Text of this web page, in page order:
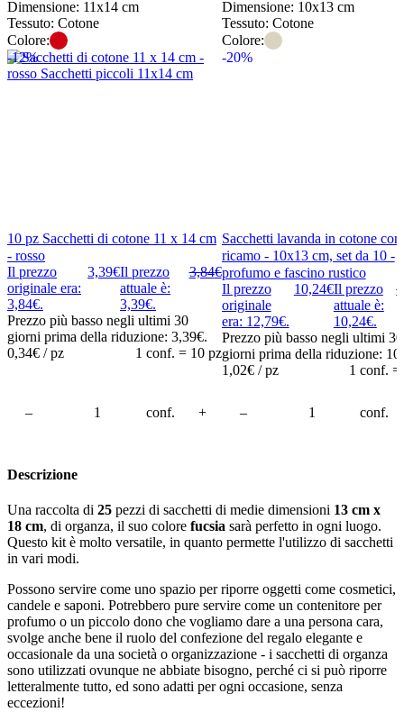
Dimensione: 11x14 cm
Tessuto: Cotone
Colore:
-12%
10 pz Sacchetti di cotone 11 x 14 cm
- rosso
3,84€
Il prezzo
originale era:
3,84€.
3,39€Il prezzo
attuale è:
3,39€.
Prezzo più basso negli ultimi 30
giorni prima della riduzione: 3,39€.
0,34€ / pz 1 conf. = 10 pz
– conf. +
Dimensione: 10x13 cm
Tessuto: Cotone
Colore:
-20%
Sacchetti lavanda in cotone con
ricamo - 10x13 cm, set da 10 -
profumo e fascino rustico
Il prezzo
originale
era: 12,79€.
10,24€Il prezzo
attuale è:
10,24€.
Prezzo più basso negli ultimi 30
giorni prima della riduzione:
1,02€ / pz 1 conf. =
– conf.
Aggiungi al carrello
Descrizione
Una raccolta di 25 pezzi di sacchetti di medie dimensioni 13 cm x
18 cm, di organza, il suo colore fucsia sarà perfetto in ogni luogo.
Questo kit è molto versatile, in quanto permette l'utilizzo di sacchetti
in vari modi.
Possono servire come uno spazio per riporre oggetti come cosmetici,
candele e saponi. Potrebbero pure servire come un contenitore per
profumo o un piccolo dono che vogliamo dare a una persona cara,
svolge anche bene il ruolo del confezione del regalo elegante e
occasionale da una società o organizzazione - i sacchetti di organza
sono utilizzati ovunque ne abbiate bisogno, perché ci si può riporre
letteralmente tutto, ed sono adatti per ogni occasione, senza
eccezioni!